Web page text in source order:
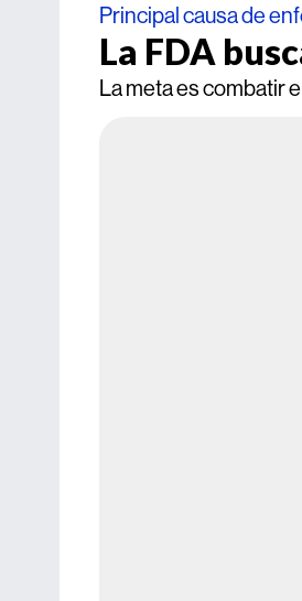
Principal causa de
La FDA
La meta es combatir